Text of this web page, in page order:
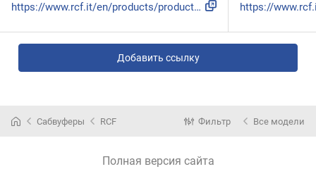
https://www.rcf.it/en/products/product-detail/sub-702-as-mk...
Добавить ссылку
Сабвуферы RCF Фильтр Все модели
Полная версия сайта